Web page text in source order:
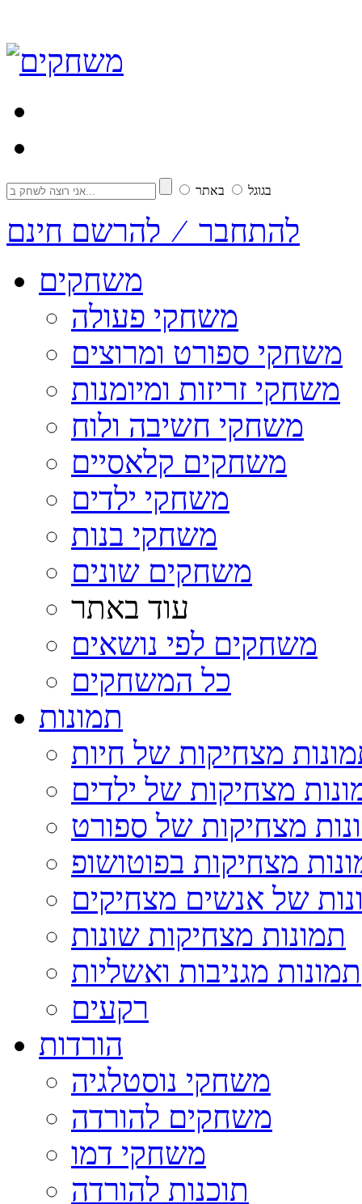
בגוגל באתר
להתחבר ⁄ להרשם חינם
משחקים
משחקי פעולה
משחקי ספורט ומרוצים
משחקי זריזות ומיומנות
משחקי חשיבה ולוח
משחקים קלאסיים
משחקי ילדים
משחקי בנות
משחקים שונים
עוד באתר
משחקים לפי נושאים
כל המשחקים
תמונות
מצחיקות של חיות
מצחיקות של ילדים
מצחיקות של ספורט
מצחיקות בפוטושופ
של אנשים מצחיקים
תמונות מצחיקות שונות
תמונות מגניבות ואשליות
רקעים
הורדות
משחקי נוסטלגיה
משחקים להורדה
משחקי דמו
תוכנות להורדה